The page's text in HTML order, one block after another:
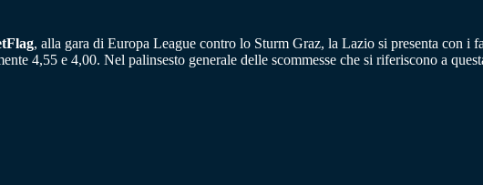
, alla gara di Europa League contro lo Sturm Graz, la Lazio si presenta con i
4,55 e 4,00. Nel palinsesto generale delle scommesse che si riferiscono a